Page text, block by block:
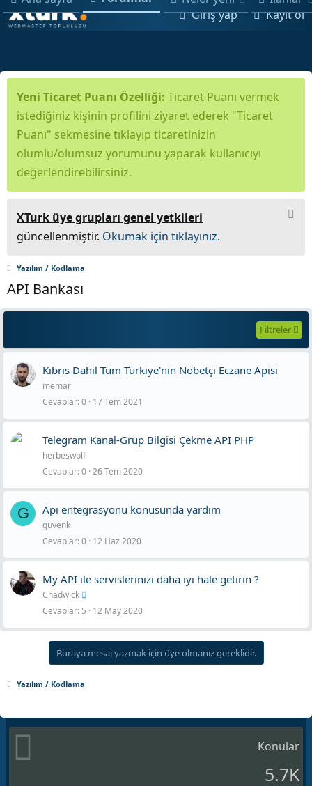
Giriş yap Kayıt ol
Yeni Ticaret Puanı Özelliği: Ticaret Puanı vermek
istediğiniz kişinin profilini ziyaret ederek "Ticaret
Puanı" sekmesine tıklayıp ticaretinizin
olumlu/olumsuz yorumunu yaparak kullanıcıyı
değerlendirebilirsiniz.
XTurk üye grupları genel yetkileri
güncellenmiştir. Okumak için tıklayınız.
Yazılım / Kodlama
API Bankası
Filtreler
Kıbrıs Dahil Tüm Türkiye'nin Nöbetçi Eczane Apisi
memar
Cevaplar 0 17 Tem 2021
Telegram Kanal-Grup Bilgisi Çekme API PHP
herbeswolf
Cevaplar 0 26 Tem 2020
G Apı entegrasyonu konusunda yardım
guvenk
Cevaplar 0 12 Haz 2020
My API ile servislerinizi daha iyi hale getirin ?
Chadwick
Cevaplar 5 12 May 2020
Buraya mesaj yazmak için üye olmanız gereklidir.
Yazılım / Kodlama
Konular
5.7K